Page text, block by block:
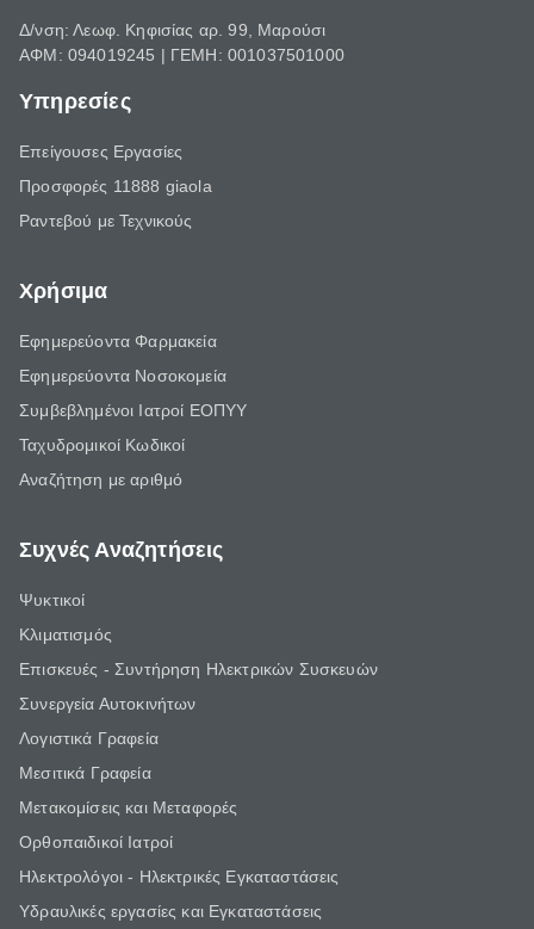
Δ/νση: Λεωφ. Κηφισίας αρ. 99, Μαρούσι
ΑΦΜ: 094019245 | ΓΕΜΗ: 001037501000
Υπηρεσίες
Επείγουσες Εργασίες
Προσφορές 11888 giaola
Ραντεβού με Τεχνικούς
Χρήσιμα
Εφημερεύοντα Φαρμακεία
Εφημερεύοντα Νοσοκομεία
Συμβεβλημένοι Ιατροί ΕΟΠΥΥ
Ταχυδρομικοί Κωδικοί
Αναζήτηση με αριθμό
Συχνές Αναζητήσεις
Ψυκτικοί
Κλιματισμός
Επισκευές - Συντήρηση Ηλεκτρικών Συσκευών
Συνεργεία Αυτοκινήτων
Λογιστικά Γραφεία
Μεσιτικά Γραφεία
Μετακομίσεις και Μεταφορές
Ορθοπαιδικοί Ιατροί
Ηλεκτρολόγοι - Ηλεκτρικές Εγκαταστάσεις
Υδραυλικές εργασίες και Εγκαταστάσεις